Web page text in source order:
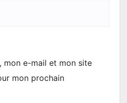
mon e-mail et mon site
mon prochain